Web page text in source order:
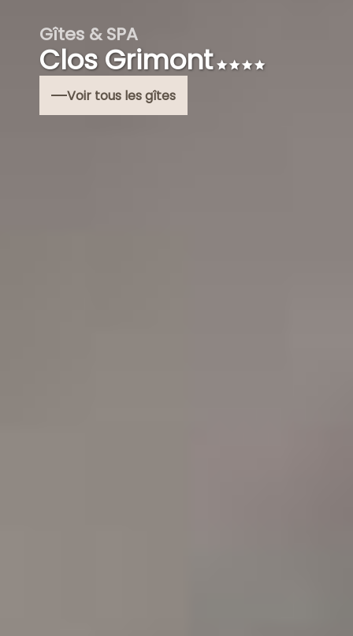
Gîtes & SPA
Clos Grimont
Voir tous les gîtes